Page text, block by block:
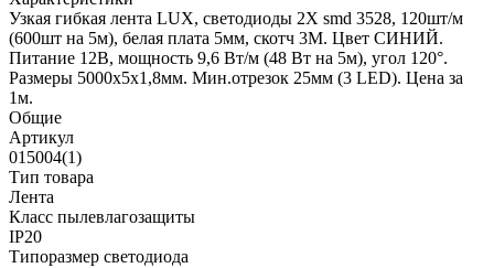
Узкая гибкая лента LUX, светодиоды 2Х smd 3528, 120шт/м
(600шт на 5м), белая плата 5мм, скотч 3М. Цвет СИНИЙ.
Питание 12В, мощность 9,6 Вт/м (48 Вт на 5м), угол 120°.
Размеры 5000x5x1,8мм. Мин.отрезок 25мм (3 LED). Цена за
1м.
Общие
Артикул
015004(1)
Тип товара
Лента
Класс пылевлагозащиты
IP20
Типоразмер светодиода